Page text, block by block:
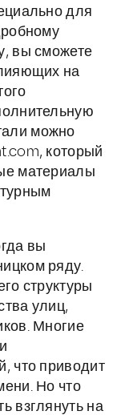
для
вы сможете
на
можно
который
материалы
вы
ряду.
структуры
улиц,
Многие
что приводит
Но что
взглянуть на